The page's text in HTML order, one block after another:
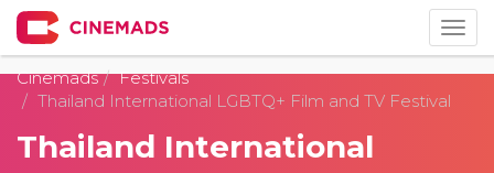
Cinemads
Festivals
Thailand International LGBTQ+ Film and TV Festival
Thailand International